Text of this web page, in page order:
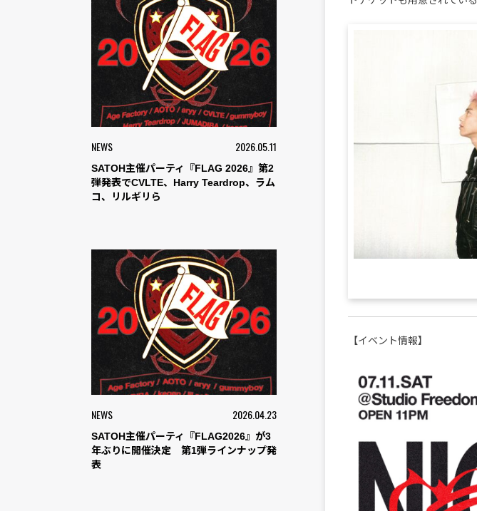
NEWS 2026.05.11
SATOH主催パーティ『FLAG 2026』第2
弾発表でCVLTE、Harry Teardrop、ラム
コ、リルギリら
NEWS 2026.04.23
SATOH主催パーティ『FLAG2026』が3
年ぶりに開催決定 第1弾ラインナップ発
表
【イベント情報】